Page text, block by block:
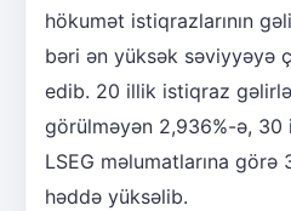
hökumət istiqrazlarının
bəri ən yüksək səviyyəyə
edib. 20 illik istiqraz
görülməyən 2,936%-ə,
LSEG məlumatlarına
həddə yüksəlib.